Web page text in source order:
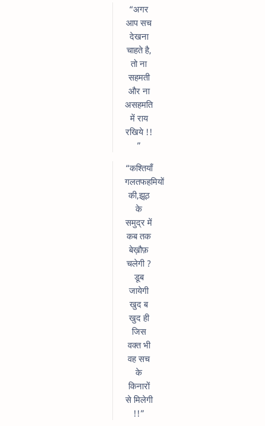
“अगर
आप सच
देखना
चाहते है,
तो ना
सहमती
और ना
असहमति
में राय
रखिये !!
”
“कश्तियाँ
गलतफहमियों
की,झूठ
के
समुद्र में
कब तक
बेख़ौफ़
चलेगी ?
डूब
जायेगी
खुद ब
खुद ही
जिस
वक्त भी
वह सच
के
किनारों
से मिलेगी
!!”